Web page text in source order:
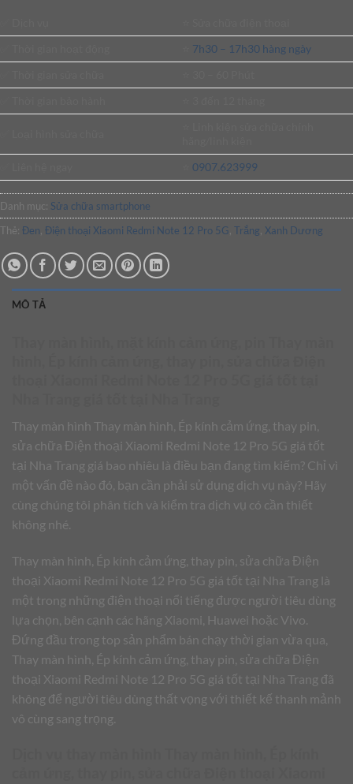
7h30 – 17h30 hàng ngày
0907.623999
Danh mục: Sửa chữa smartphone
Thẻ: Đen Điện thoại Xiaomi Redmi Note 12 Pro 5G Trắng Xanh Dương
MÔ TẢ
Thay màn hình Thay màn hình, Ép kính cảm ứng, thay pin,
sửa chữa Điện thoại Xiaomi Redmi Note 12 Pro 5G giá tốt
tại Nha Trang giá bao nhiêu là điều bạn đang tìm kiếm? Chỉ vì
một vấn đề nào đó, bạn cần phải sử dụng dịch vụ này? Hãy
cùng chúng tôi phân tích và kiểm tra dịch vụ có cần thiết
không nhé.
Thay màn hình, Ép kính cảm ứng, thay pin, sửa chữa Điện
thoại Xiaomi Redmi Note 12 Pro 5G giá tốt tại Nha Trang là
một trong những điện thoại nổi tiếng được người tiêu dùng
lựa chọn, bên cạnh các hãng Xiaomi, Huawei hoặc Vivo.
Đứng đầu trong top sản phẩm bán chạy thời gian vừa qua,
Thay màn hình, Ép kính cảm ứng, thay pin, sửa chữa Điện
thoại Xiaomi Redmi Note 12 Pro 5G giá tốt tại Nha Trang đã
không để người tiêu dùng thất vọng với thiết kế thanh mảnh
vô cùng sang trọng.